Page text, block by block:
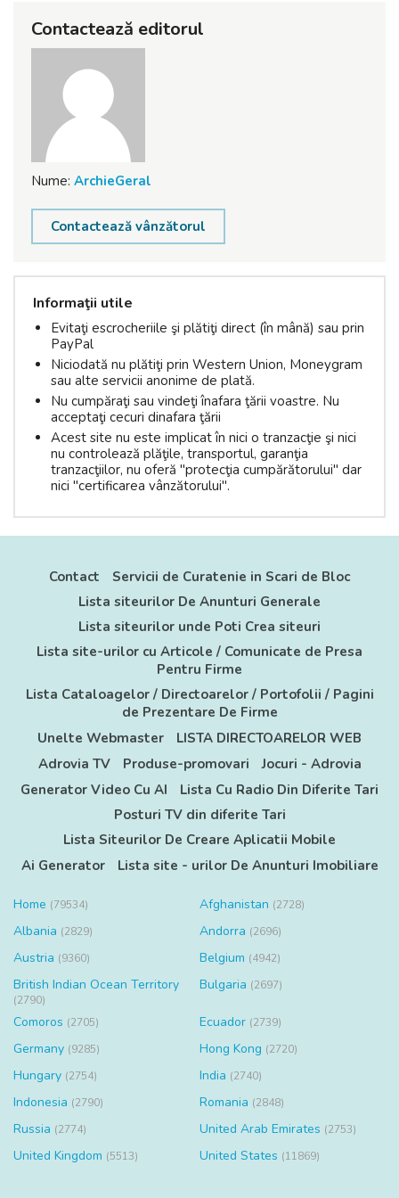
Contactează editorul
Nume: ArchieGeral
Contactează vânzătorul
Informaţii utile
Evitaţi escrocheriile şi plătiţi direct (în mână) sau prin
PayPal
Niciodată nu plătiţi prin Western Union, Moneygram
sau alte servicii anonime de plată.
Nu cumpăraţi sau vindeţi înafara ţării voastre. Nu
acceptaţi cecuri dinafara ţării
Acest site nu este implicat în nici o tranzacţie şi nici
nu controlează plăţile, transportul, garanţia
tranzacţiilor, nu oferă "protecţia cumpărătorului" dar
nici "certificarea vânzătorului".
Contact
Servicii de Curatenie in Scari de Bloc
Lista siteurilor De Anunturi Generale
Lista siteurilor unde Poti Crea siteuri
Lista site-urilor cu Articole / Comunicate de Presa
Pentru Firme
Lista Cataloagelor / Directoarelor / Portofolii / Pagini
de Prezentare De Firme
Unelte Webmaster
LISTA DIRECTOARELOR WEB
Adrovia TV
Produse-promovari
Jocuri - Adrovia
Generator Video Cu AI
Lista Cu Radio Din Diferite Tari
Posturi TV din diferite Tari
Lista Siteurilor De Creare Aplicatii Mobile
Ai Generator
Lista site - urilor De Anunturi Imobiliare
Home (79534) Afghanistan (2728)
Albania (2829) Andorra (2696)
Austria (9360) Belgium (4942)
British Indian Ocean Territory
(2790)
Bulgaria (2697)
Comoros (2705) Ecuador (2739)
Germany (9285) Hong Kong (2720)
Hungary (2754) India (2740)
Indonesia (2790) Romania (2848)
Russia (2774) United Arab Emirates (2753)
United Kingdom (5513) United States (11869)